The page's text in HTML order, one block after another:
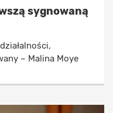
sygnowaną
– Malina Moye